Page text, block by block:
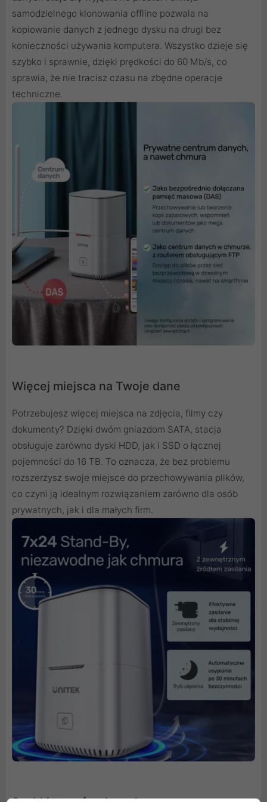
samodzielnego klonowania offline pozwala na
kopiowanie danych z jednego dysku na drugi bez
konieczności używania komputera. Wszystko dzieje się
szybko i sprawnie, dzięki prędkości do 60 Mb/s, co
sprawia, że nie tracisz czasu na zbędne operacje
techniczne.
Więcej miejsca na Twoje dane
Potrzebujesz więcej miejsca na zdjęcia, filmy czy
dokumenty? Dzięki dwóm gniazdom SATA, stacja
obsługuje zarówno dyski HDD, jak i SSD o łącznej
pojemności do 16 TB. To oznacza, że bez problemu
rozszerzysz swoje miejsce do przechowywania plików,
co czyni ją idealnym rozwiązaniem zarówno dla osób
prywatnych, jak i dla małych firm.